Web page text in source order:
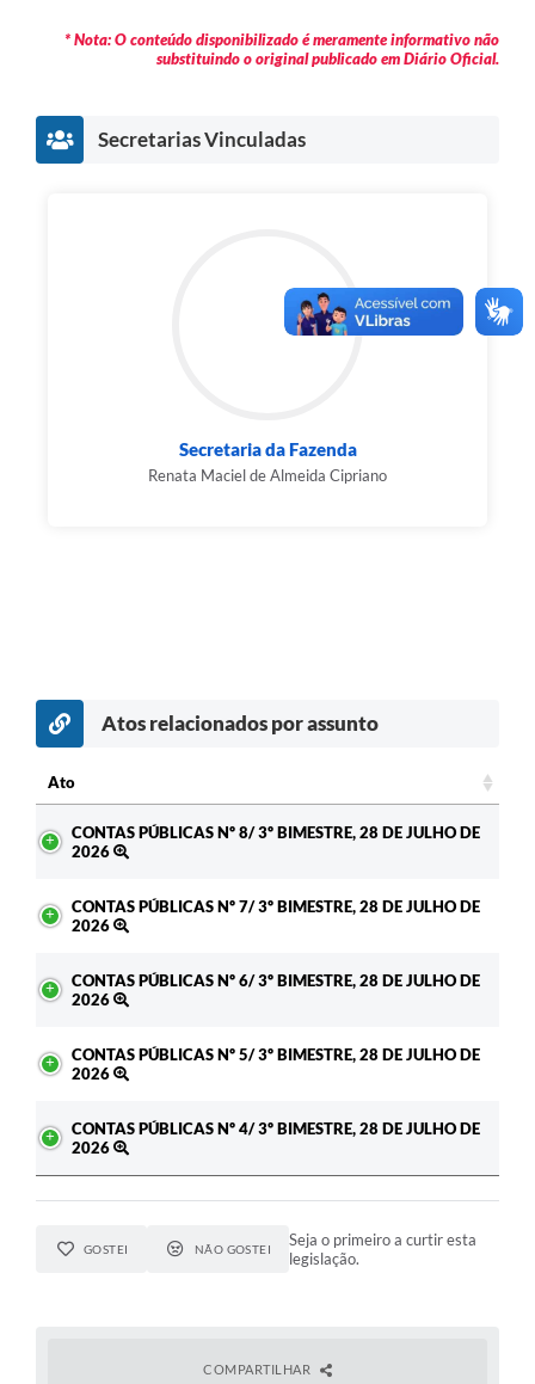
Projetos
Contas Públicas
* Nota: O conteúdo disponibilizado é meramente informativo não
substituindo o original publicado em Diário Oficial.
Secretarias Vinculadas
Secretaria da Fazenda
Renata Maciel de Almeida Cipriano
Atos relacionados por assunto
Ato
CONTAS PÚBLICAS Nº 8/ 3º BIMESTRE, 28 DE JULHO DE
2026
CONTAS PÚBLICAS Nº 7/ 3º BIMESTRE, 28 DE JULHO DE
2026
CONTAS PÚBLICAS Nº 6/ 3º BIMESTRE, 28 DE JULHO DE
2026
CONTAS PÚBLICAS Nº 5/ 3º BIMESTRE, 28 DE JULHO DE
2026
CONTAS PÚBLICAS Nº 4/ 3º BIMESTRE, 28 DE JULHO DE
2026
GOSTEI NÃO GOSTEI
Seja o primeiro a curtir esta
legislação.
COMPARTILHAR